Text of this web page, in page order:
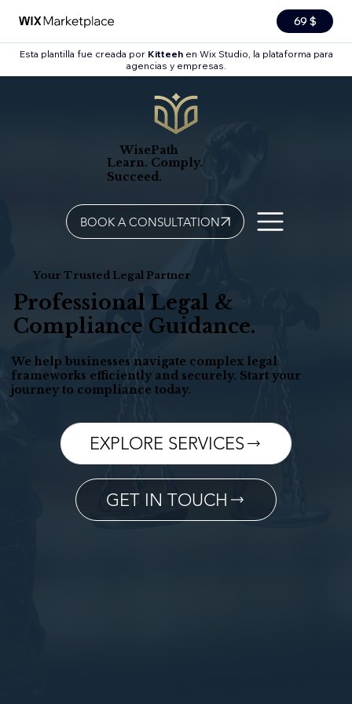
69 $
Esta plantilla fue creada por Kitteehen Wix Studio, la plataforma para
agencias y empresas.